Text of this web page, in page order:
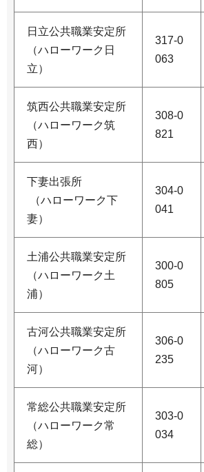
日立公共職業安定所
（ハローワーク日
立）
317-0
063
筑西公共職業安定所
（ハローワーク筑
西）
308-0
821
下妻出張所
（ハローワーク下
妻）
304-0
041
土浦公共職業安定所
（ハローワーク土
浦）
300-0
805
古河公共職業安定所
（ハローワーク古
河）
306-0
235
常総公共職業安定所
（ハローワーク常
総）
303-0
034